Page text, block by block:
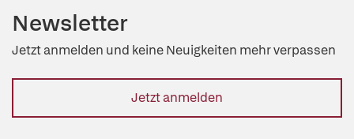
Newsletter
Jetzt anmelden und keine Neuigkeiten mehr verpassen
Jetzt anmelden